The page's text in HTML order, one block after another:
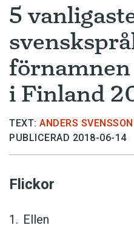
5
i Finland
TEXT: ANDERS SVENSSON
PUBLICERAD 2018-06-14
Flickor
Ellen